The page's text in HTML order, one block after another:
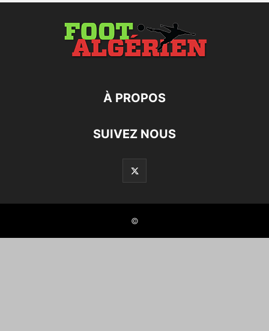
À PROPOS
SUIVEZ NOUS
©